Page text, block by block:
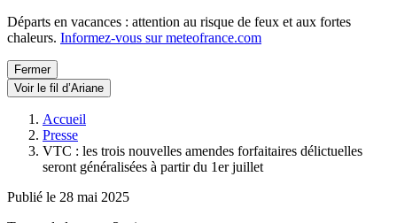
Départs en vacances : attention au risque de feux et aux fortes
chaleurs. Informez-vous sur meteofrance.com
Fermer
Voir le fil d’Ariane
Accueil
Presse
VTC : les trois nouvelles amendes forfaitaires délictuelles
seront généralisées à partir du 1er juillet
Publié le 28 mai 2025